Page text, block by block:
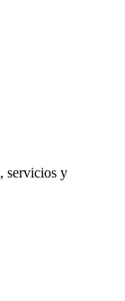
servicios y